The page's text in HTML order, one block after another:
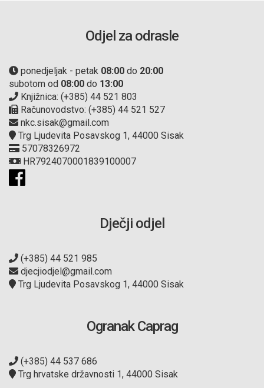
Odjel za odrasle
ponedjeljak - petak 08:00 do 20:00
subotom od 08:00 do 13:00
Knjižnica: (+385) 44 521 803
Računovodstvo: (+385) 44 521 527
nkc.sisak@gmail.com
Trg Ljudevita Posavskog 1, 44000 Sisak
57078326972
HR7924070001839100007
Dječji odjel
(+385) 44 521 985
djecjiodjel@gmail.com
Trg Ljudevita Posavskog 1, 44000 Sisak
Ogranak Caprag
(+385) 44 537 686
Trg hrvatske državnosti 1, 44000 Sisak